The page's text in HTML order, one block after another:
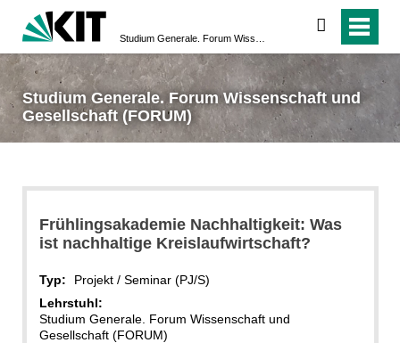
suchen
Studium Generale. Forum Wissenschaft und
Gesellschaft (FORUM)
Frühlingsakademie Nachhaltigkeit: Was
ist nachhaltige Kreislaufwirtschaft?
Typ:
Projekt / Seminar (PJ/S)
Lehrstuhl:
Studium Generale. Forum Wissenschaft und
Gesellschaft (FORUM)